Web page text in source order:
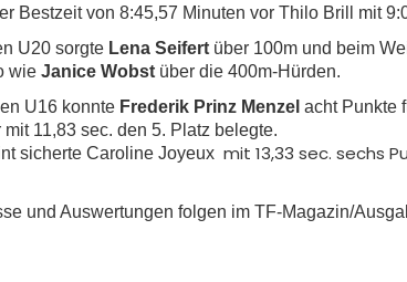
Bestzeit von 8:45,57 Minuten vor Thilo Brill mit
U20 sorgte Lena Seifert über 100m und beim
wie Janice Wobst über die 400m-Hürden.
U16 konnte Frederik Prinz Menzel acht Punkte
11,83 sec. den 5. Platz belegte.
sicherte Caroline Joyeux mit 13,33 sec. sechs
und Auswertungen folgen im TF-Magazin/